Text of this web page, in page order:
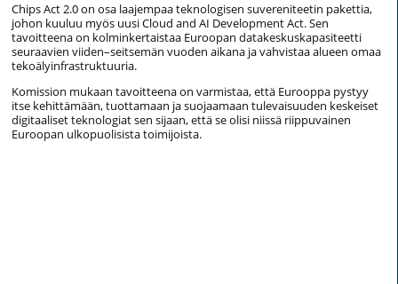
Chips Act 2.0 on osa laajempaa teknologisen suvereniteetin pakettia,
johon kuuluu myös uusi Cloud and AI Development Act. Sen
tavoitteena on kolminkertaistaa Euroopan datakeskuskapasiteetti
seuraavien viiden–seitsemän vuoden aikana ja vahvistaa alueen omaa
tekoälyinfrastruktuuria.
Komission mukaan tavoitteena on varmistaa, että Eurooppa pystyy
itse kehittämään, tuottamaan ja suojaamaan tulevaisuuden keskeiset
digitaaliset teknologiat sen sijaan, että se olisi niissä riippuvainen
Euroopan ulkopuolisista toimijoista.